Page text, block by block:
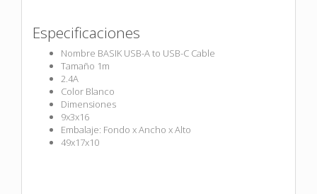
Especificaciones
Nombre BASIK USB-A to USB-C Cable
Tamaño 1m
2.4A
Color Blanco
Dimensiones
9x3x16
Embalaje: Fondo x Ancho x Alto
49x17x10